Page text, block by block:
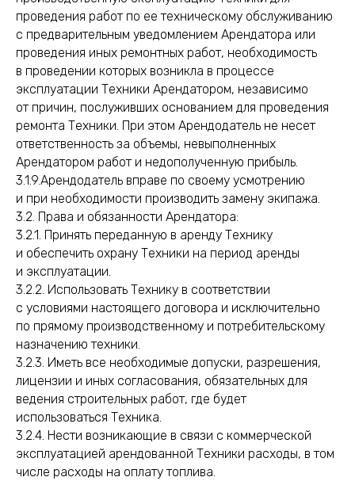
проведения работ по ее техническому обслуживанию
с предварительным уведомлением Арендатора или
проведения иных ремонтных работ, необходимость
в проведении которых возникла в процессе
эксплуатации Техники Арендатором, независимо
от причин, послуживших основанием для проведения
ремонта Техники. При этом Арендодатель не несет
ответственность за объемы, невыполненных
Арендатором работ и недополученную прибыль.
3.1.9.Арендодатель вправе по своему усмотрению
и при необходимости производить замену экипажа.
3.2. Права и обязанности Арендатора:
3.2.1. Принять переданную в аренду Технику
и обеспечить охрану Техники на период аренды
и эксплуатации.
3.2.2. Использовать Технику в соответствии
с условиями настоящего договора и исключительно
по прямому производственному и потребительскому
назначению техники.
3.2.3. Иметь все необходимые допуски, разрешения,
лицензии и иных согласования, обязательных для
ведения строительных работ, где будет
использоваться Техника.
3.2.4. Нести возникающие в связи с коммерческой
эксплуатацией арендованной Техники расходы, в том
числе расходы на оплату топлива.